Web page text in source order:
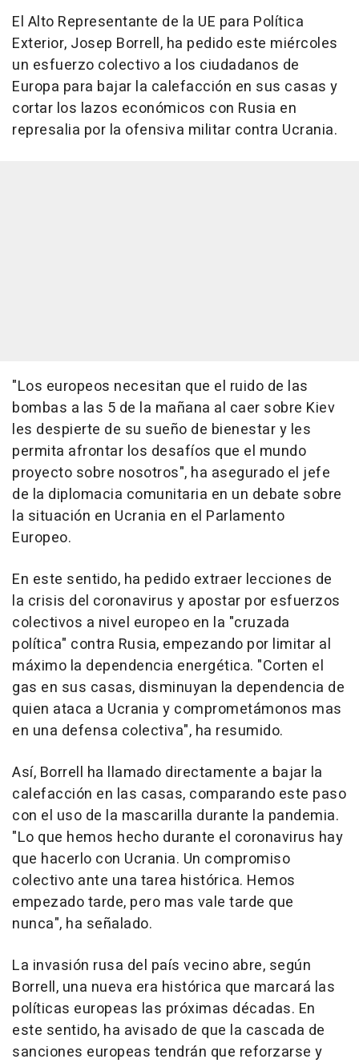
El Alto Representante de la UE para Política
Exterior, Josep Borrell, ha pedido este miércoles
un esfuerzo colectivo a los ciudadanos de
Europa para bajar la calefacción en sus casas y
cortar los lazos económicos con Rusia en
represalia por la ofensiva militar contra Ucrania.
"Los europeos necesitan que el ruido de las
bombas a las 5 de la mañana al caer sobre Kiev
les despierte de su sueño de bienestar y les
permita afrontar los desafíos que el mundo
proyecto sobre nosotros", ha asegurado el jefe
de la diplomacia comunitaria en un debate sobre
la situación en Ucrania en el Parlamento
Europeo.
En este sentido, ha pedido extraer lecciones de
la crisis del coronavirus y apostar por esfuerzos
colectivos a nivel europeo en la "cruzada
política" contra Rusia, empezando por limitar al
máximo la dependencia energética. "Corten el
gas en sus casas, disminuyan la dependencia de
quien ataca a Ucrania y comprometámonos mas
en una defensa colectiva", ha resumido.
Así, Borrell ha llamado directamente a bajar la
calefacción en las casas, comparando este paso
con el uso de la mascarilla durante la pandemia.
"Lo que hemos hecho durante el coronavirus hay
que hacerlo con Ucrania. Un compromiso
colectivo ante una tarea histórica. Hemos
empezado tarde, pero mas vale tarde que
nunca", ha señalado.
La invasión rusa del país vecino abre, según
Borrell, una nueva era histórica que marcará las
políticas europeas las próximas décadas. En
este sentido, ha avisado de que la cascada de
sanciones europeas tendrán que reforzarse y